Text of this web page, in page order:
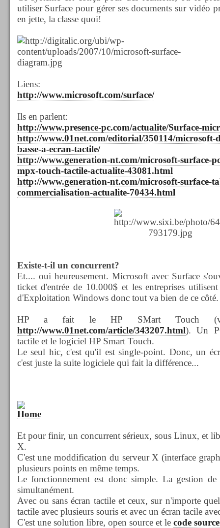
utiliser Surface pour gérer ses documents sur vidéo
en jette, la classe quoi!
Liens:
http://www.microsoft.com/surface/
Ils en parlent:
http://www.presence-pc.com/actualite/Surface-
http://www.01net.com/editorial/350114/microsoft-
basse-a-ecran-tactile/
http://www.generation-nt.com/microsoft-surface-
mpx-touch-tactile-actualite-43081.html
http://www.generation-nt.com/microsoft-surface-
commercialisation-actualite-70434.html
Existe-t-il un concurrent?
Et.... oui heureusement. Microsoft avec Surface
ticket d'entrée de 10.000$ et les entreprises
d'Exploitation Windows donc tout va bien de ce côté.
HP a fait le HP SMart Touch
http://www.01net.com/article/343207.html). Un
tactile et le logiciel HP Smart Touch.
Le seul hic, c'est qu'il est single-point. Donc, un
c'est juste la suite logiciele qui fait la différence...
Et pour finir, un concurrent sérieux, sous Linux, et
X.
C'est une moddification du serveur X (interface
plusieurs points en même temps.
Le fonctionnement est donc simple. La gestion de
simultanément.
Avec ou sans écran tactile et ceux, sur n'importe
tactile avec plusieurs souris et avec un écran tacile
C'est une solution libre, open source et le code